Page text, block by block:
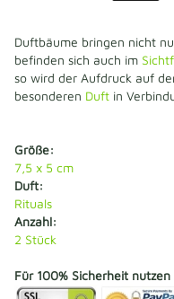
Duftbäume bringen nicht
befinden sich auch im
so wird der Aufdruck auf
besonderen Duft in
Größe:
7,5 x 5 cm
Duft:
Rituals
Anzahl:
2 Stück
Für 100% Sicherheit